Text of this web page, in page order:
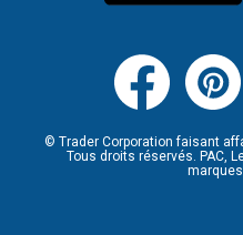
© Trader Corporation faisant
Tous droits réservés. PAC,